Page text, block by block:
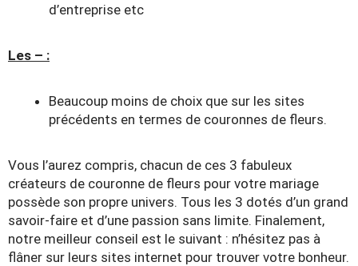
d’entreprise etc
Les – :
Beaucoup moins de choix que sur les sites
précédents en termes de couronnes de fleurs.
Vous l’aurez compris, chacun de ces 3 fabuleux
créateurs de couronne de fleurs pour votre mariage
possède son propre univers. Tous les 3 dotés d’un grand
savoir-faire et d’une passion sans limite. Finalement,
notre meilleur conseil est le suivant : n’hésitez pas à
flâner sur leurs sites internet pour trouver votre bonheur.